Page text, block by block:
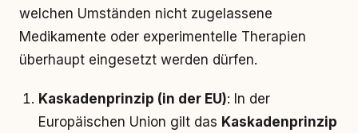
welchen Umständen nicht zugelassene
Medikamente oder experimentelle Therapien
überhaupt eingesetzt werden dürfen.
Kaskadenprinzip (in der EU): In der
Europäischen Union gilt das Kaskadenprinzip